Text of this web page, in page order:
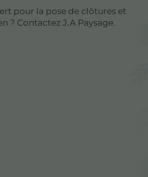
pour la pose de clôtures et
? Contactez J.A Paysage.